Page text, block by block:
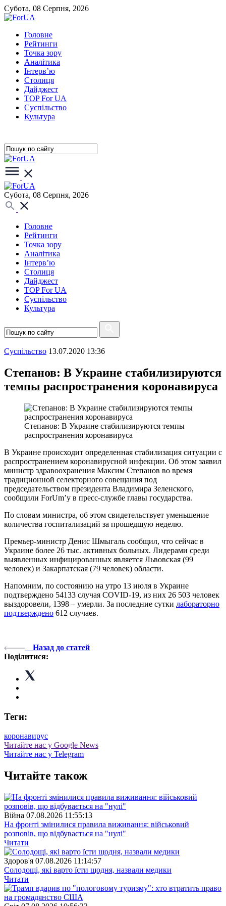
Субота, 08 Серпня, 2026
Головне
Рейтинги
Точка зору
Аналітика
Інтерв’ю
Столиця
Дайджест
TOP For UA
Суспiльство
Культура
Субота, 08 Серпня, 2026
Головне
Рейтинги
Точка зору
Аналітика
Інтерв’ю
Столиця
Дайджест
TOP For UA
Суспiльство
Культура
Суспiльство 13.07.2020 13:36
Степанов: В Украине стабилизируются
темпы распространения коронавируса
Степанов: В Украине стабилизируются темпы
распространения коронавируса
В Украине происходит определенная стабилизация ситуации с
распространением коронавирусной инфекции. Об этом заявил
министр здравоохранения Максим Степанов во время
традиционной селекторного совещания под
председательством президента Владимира Зеленского,
сообщили ForUm’у в пресс-службе главы государства.
По словам министра, об этом свидетельствует уменьшение
количества госпитализаций за прошедшую неделю.
Премьер-министр Денис Шмыгаль сообщил, что сейчас в
Украине более 26 тыс. активных больных. Лидерами среди
выявленных инфицированных является Львовская (99
человек) и Закарпатская (79 человек) области.
Напомним, по состоянию на утро 13 июля в Украине
подтверждено 54133 случая COVID-19, из них 26 503 человек
выздоровели, 1398 – умерли. За последние сутки лабораторно
подтверждено 612 случаев.
Назад до статей
Поділитися:
Теги:
коронавирус
Читайте нас у Google News
Читайте нас у Telegram
Читайте також
Війна 07.08.2026 11:55:13
На фронті змінилися правила виживання: військовий
розповів, що відбувається на "нулі"
Читати
Здоров'я 07.08.2026 11:14:57
Солодощі, які варто їсти щодня, назвали медики
Читати